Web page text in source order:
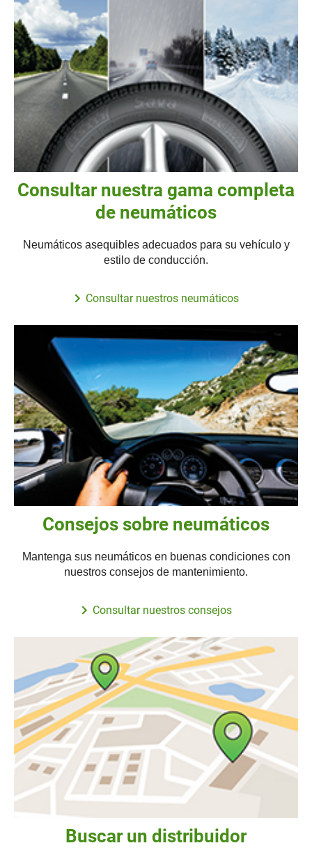
Consultar nuestra gama completa
de neumáticos
Neumáticos asequibles adecuados para su vehículo y
estilo de conducción.
Consultar nuestros neumáticos
Consejos sobre neumáticos
Mantenga sus neumáticos en buenas condiciones con
nuestros consejos de mantenimiento.
Consultar nuestros consejos
Buscar un distribuidor